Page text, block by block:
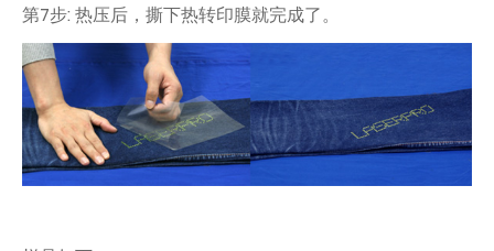
第7步: 热压后，撕下热转印膜就完成了。